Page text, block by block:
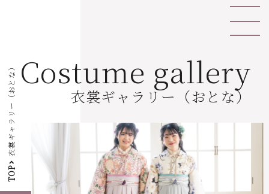
Costume gallery
衣裳ギャラリー（おとな）
TOP
衣裳ギャラリー（おとな）